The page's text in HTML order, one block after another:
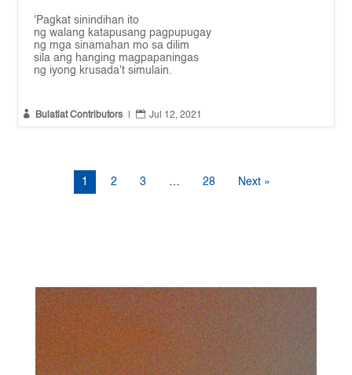
'Pagkat sinindihan ito
ng walang katapusang pagpupugay
ng mga sinamahan mo sa dilim
sila ang hanging magpapaningas
ng iyong krusada't simulain.
 Bulatlat Contributors  Jul 12, 2021
1 2 3 … 28 Next »